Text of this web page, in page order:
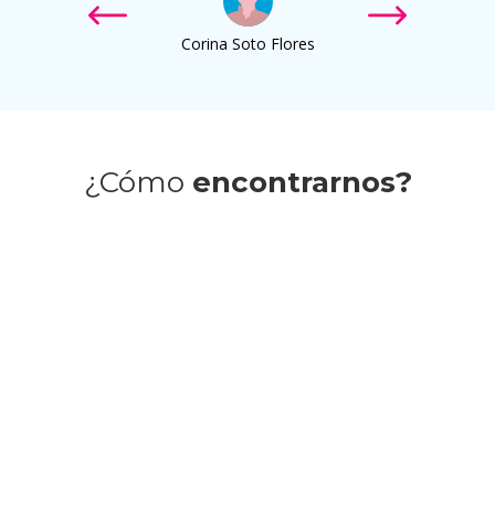
Corina Soto Flores
¿Cómo encontrarnos?